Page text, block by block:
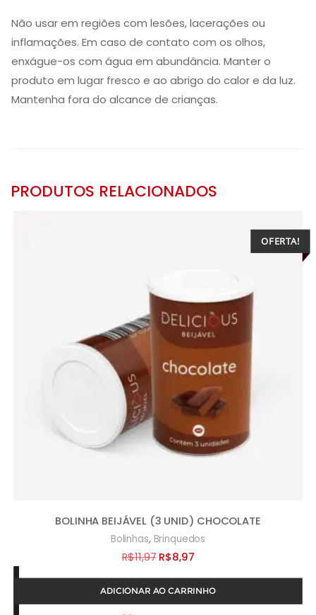
Não usar em regiões com lesões, lacerações ou
inflamações. Em caso de contato com os olhos,
enxágue-os com água em abundância. Manter o
produto em lugar fresco e ao abrigo do calor e da luz.
Mantenha fora do alcance de crianças.
PRODUTOS RELACIONADOS
OFERTA!
BOLINHA BEIJÁVEL (3 UNID) CHOCOLATE
Bolinhas, Brinquedos
R$11,97 O
preço
original
R$8,97O
preço
atual
ADICIONAR AO CARRINHO